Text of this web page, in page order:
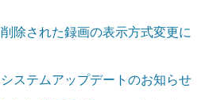
削除された録画の表示方式変更に
システムアップデートのお知らせ